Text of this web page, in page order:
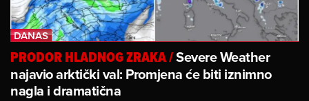
PRODOR HLADNOG ZRAKA/Severe Weather
najavio arktički val: Promjena će biti iznimno
nagla i dramatična